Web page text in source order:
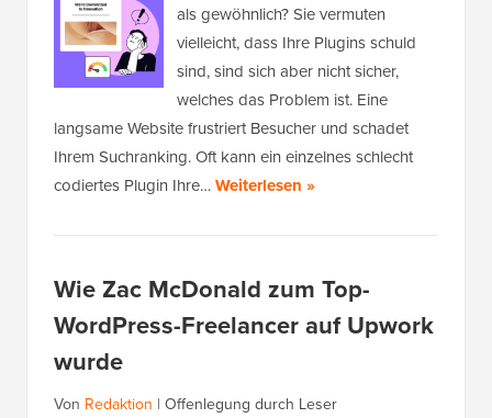
als gewöhnlich? Sie vermuten
vielleicht, dass Ihre Plugins schuld
sind, sind sich aber nicht sicher,
welches das Problem ist. Eine
langsame Website frustriert Besucher und schadet
Ihrem Suchranking. Oft kann ein einzelnes schlecht
codiertes Plugin Ihre…Weiterlesen »
Wie Zac McDonald zum Top-
WordPress-Freelancer auf Upwork
wurde
Von Redaktion | Offenlegung durch Leser